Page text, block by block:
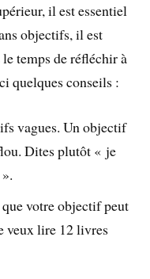
il est essentiel
objectifs, il est
temps de réfléchir à
quelques conseils :
vagues. Un objectif
Dites plutôt « je
votre objectif peut
veux lire 12 livres